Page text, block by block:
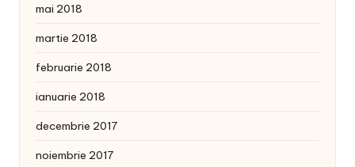
mai 2018
martie 2018
februarie 2018
ianuarie 2018
decembrie 2017
noiembrie 2017